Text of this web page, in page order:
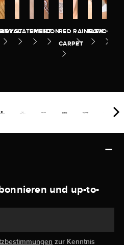
ROYALSTATEMENT
SPIRITICONRED
CARPET
RAINBOW
FLEX
und up-to-
zur Kenntnis